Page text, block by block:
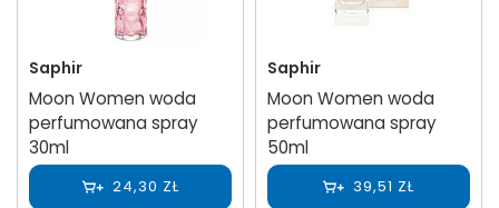
Saphir
Moon Women woda
perfumowana spray
30ml
24,30 ZŁ
Saphir
Moon Women woda
perfumowana spray
50ml
39,51 ZŁ